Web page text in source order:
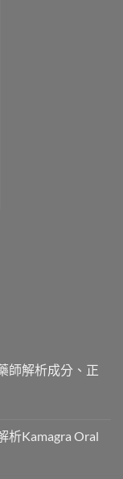
師解析成分、正
析Kamagra Oral